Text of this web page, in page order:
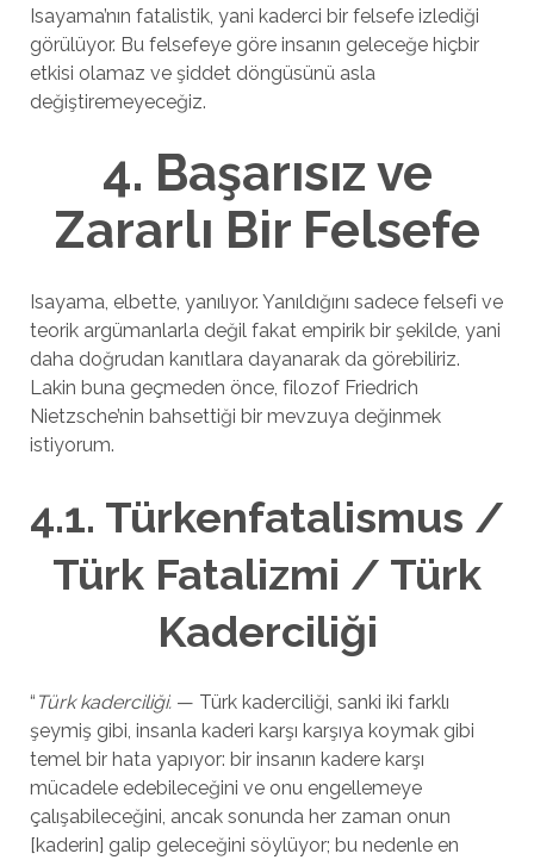
Isayama’nın fatalistik, yani kaderci bir felsefe izlediği
görülüyor. Bu felsefeye göre insanın geleceğe hiçbir
etkisi olamaz ve şiddet döngüsünü asla
değiştiremeyeceğiz.
4. Başarısız ve
Zararlı Bir Felsefe
Isayama, elbette, yanılıyor. Yanıldığını sadece felsefi ve
teorik argümanlarla değil fakat empirik bir şekilde, yani
daha doğrudan kanıtlara dayanarak da görebiliriz.
Lakin buna geçmeden önce, filozof Friedrich
Nietzsche’nin bahsettiği bir mevzuya değinmek
istiyorum.
4.1. Türkenfatalismus /
Türk Fatalizmi / Türk
Kaderciliği
“ Türk kaderciliği.— Türk kaderciliği, sanki iki farklı
şeymiş gibi, insanla kaderi karşı karşıya koymak gibi
temel bir hata yapıyor: bir insanın kadere karşı
mücadele edebileceğini ve onu engellemeye
çalışabileceğini, ancak sonunda her zaman onun
[kaderin] galip geleceğini söylüyor; bu nedenle en